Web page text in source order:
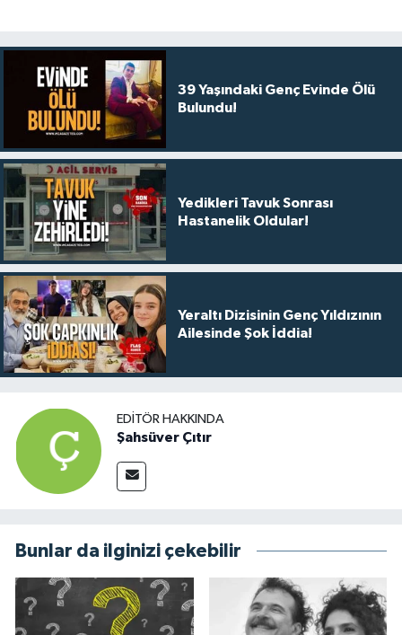
39 Yaşındaki Genç Evinde Ölü
Bulundu!
Yedikleri Tavuk Sonrası
Hastanelik Oldular!
Yeraltı Dizisinin Genç Yıldızının
Ailesinde Şok İddia!
EDITÖR HAKKINDA
Şahsüver Çıtır
Bunlar da ilginizi çekebilir